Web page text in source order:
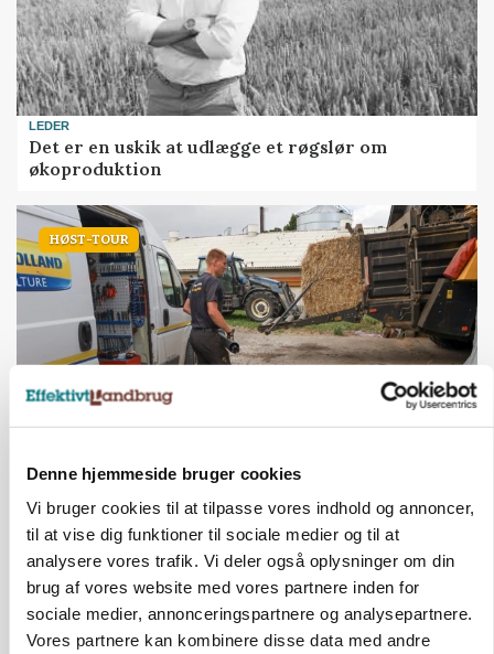
Denne hjemmeside bruger cookies
Vi bruger cookies til at tilpasse vores indhold og annoncer,
til at vise dig funktioner til sociale medier og til at
analysere vores trafik. Vi deler også oplysninger om din
brug af vores website med vores partnere inden for
sociale medier, annonceringspartnere og analysepartnere.
Vores partnere kan kombinere disse data med andre
LEDER
Det er en uskik at udlægge et røgslør om
økoproduktion
HØST-TOUR
PLANTER
Annonce
Loading...